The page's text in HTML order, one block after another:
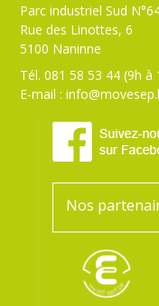
Parc industriel Sud
Rue des Linottes, 6
5100 Naninne
Tél. 081 58 53 44 (9h à
E-mail :
Nos